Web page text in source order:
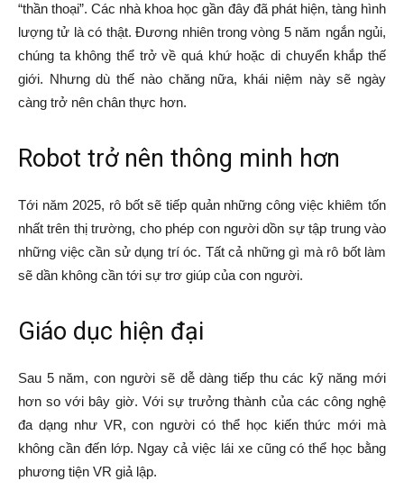
“thần thoại”. Các nhà khoa học gần đây đã phát hiện, tàng hình
lượng tử là có thật. Đương nhiên trong vòng 5 năm ngắn ngủi,
chúng ta không thể trở về quá khứ hoặc di chuyển khắp thế
giới. Nhưng dù thế nào chăng nữa, khái niệm này sẽ ngày
càng trở nên chân thực hơn.
Robot trở nên thông minh hơn
Tới năm 2025, rô bốt sẽ tiếp quản những công việc khiêm tốn
nhất trên thị trường, cho phép con người dồn sự tập trung vào
những việc cần sử dụng trí óc. Tất cả những gì mà rô bốt làm
sẽ dần không cần tới sự trơ giúp của con người.
Giáo dục hiện đại
Sau 5 năm, con người sẽ dễ dàng tiếp thu các kỹ năng mới
hơn so với bây giờ. Với sự trưởng thành của các công nghệ
đa dạng như VR, con người có thể học kiến thức mới mà
không cần đến lớp. Ngay cả việc lái xe cũng có thể học bằng
phương tiện VR giả lập.